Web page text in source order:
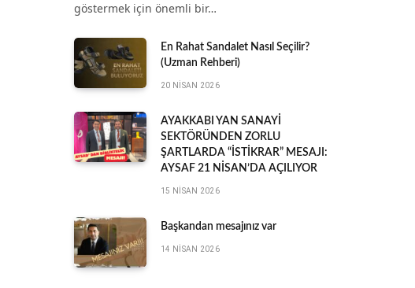
göstermek için önemli bir…
En Rahat Sandalet Nasıl Seçilir?
(Uzman Rehberi)
20 NISAN 2026
AYAKKABI YAN SANAYİ
SEKTÖRÜNDEN ZORLU
ŞARTLARDA “İSTİKRAR” MESAJI:
AYSAF 21 NİSAN’DA AÇILIYOR
15 NISAN 2026
Başkandan mesajınız var
14 NISAN 2026